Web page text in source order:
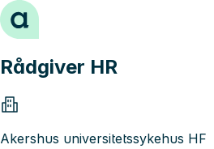
Hopp til innhold
Rådgiver HR
Akershus universitetssykehus HF